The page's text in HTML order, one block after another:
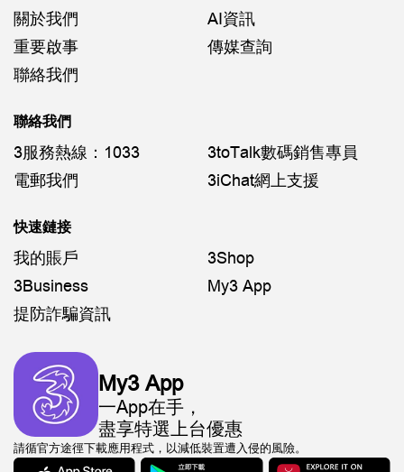
關於我們
AI資訊
重要啟事
傳媒查詢
聯絡我們
聯絡我們
3服務熱線：1033
3toTalk數碼銷售專員
電郵我們
3iChat網上支援
快速鏈接
我的賬戶
3Shop
3Business
My3 App
提防詐騙資訊
My3 App
一App在手，
盡享特選上台優惠
請循官方途徑下載應用程式，以減低裝置遭入侵的風險。